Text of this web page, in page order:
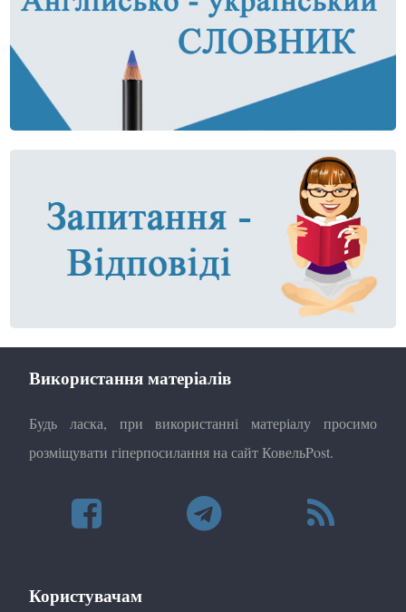
Використання матеріалів
Будь ласка, при використанні матеріалу просимо
розміщувати гіперпосилання на сайт КовельPost.
Користувачам